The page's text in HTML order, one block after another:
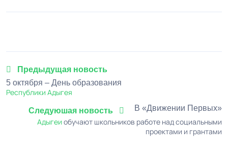
Предыдущая новость
5 октября – День образования
Республики Адыгея
Следуюшая новость В «Движении Первых»
Адыгеи обучают школьников работе над социальными
проектами и грантами